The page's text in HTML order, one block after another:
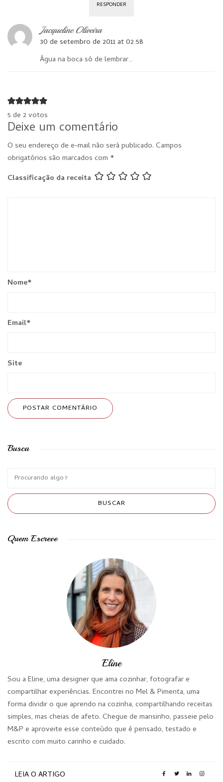
RESPONDER
Jacqueline Oliveira
30 de setembro de 2011 at 02:58
Água na boca só de lembrar…
5 de 2 votos
Deixe um comentário
O seu endereço de e-mail não será publicado. Campos
obrigatórios são marcados com *
Classificação da receita
Nome*
Email*
Site
Busca
Quem Escreve
Eline
Sou a Eline, uma designer que ama cozinhar, fotografar e
compartilhar experiências. Encontrei no Mel & Pimenta, uma
forma dividir o que aprendo na cozinha, compartilhando receitas
simples, mas cheias de afeto. Chegue de mansinho, passeie pelo
M&P e aproveite esse conteúdo que é pensado, testado e
escrito com muito carinho e cuidado.
LEIA O ARTIGO